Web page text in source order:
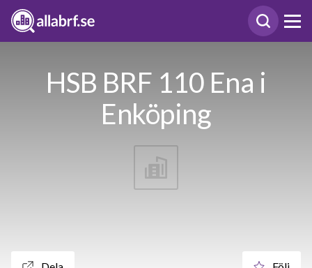
HSB BRF 110 Ena i
Enköping